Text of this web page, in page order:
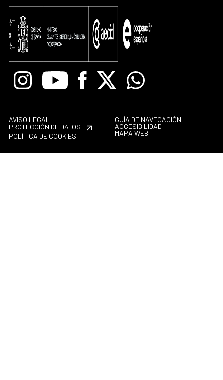
InstagramYoutube Facebook
X Whatsapp
AVISO LEGAL
PROTECCIÓN DE DATOS
POLÍTICA DE COOKIES
GUÍA DE NAVEGACIÓN
ACCESIBILIDAD
MAPA WEB